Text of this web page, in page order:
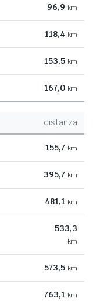
96,9 km
118,4 km
153,5 km
167,0 km
distanza
155,7 km
395,7 km
481,1 km
533,3
km
573,5 km
763,1 km